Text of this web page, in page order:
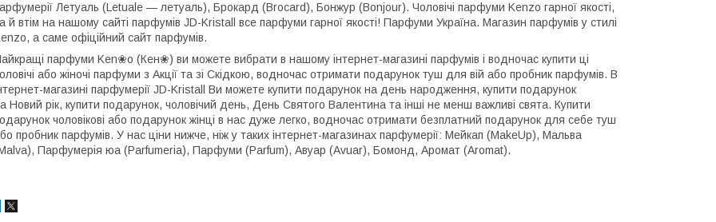
Летуаль (Letuale — летуаль), Брокард (Brocard), Бонжур (Bonjour). Чоловічі парфуми Kenzo гарної якості,
й втім на нашому сайті парфумів JD-Kristall все парфуми гарної якості! Парфуми Україна. Магазин парфумів у стилі
а саме офіційний сайт парфумів.
парфуми Ken❀o (Кен❀) ви можете вибрати в нашому інтернет-магазині парфумів і водночас купити ці
або жіночі парфуми з Акції та зі Скідкою, водночас отримати подарунок туш для вій або пробник парфумів. В
магазині парфумерії JD-Kristall Ви можете купити подарунок на день народження, купити подарунок
Новий рік, купити подарунок, чоловічий день, День Святого Валентина та інші не менш важливі свята. Купити
чоловікові або подарунок жінці в нас дуже легко, водночас отримати безплатний подарунок для себе туш
пробник парфумів. У нас ціни нижче, ніж у таких інтернет-магазинах парфумерії: Мейкап (MakeUp), Мальва
Парфумерія юа (Parfumeria), Парфуми (Parfum), Авуар (Avuar), Бомонд, Аромат (Aromat).